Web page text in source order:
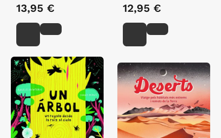
13,95 € 12,95 €